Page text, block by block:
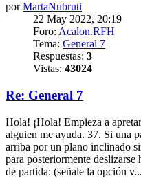
porMartaNubruti
22 May 2022, 20:19
Foro: Acalon.RFH
Tema: General 7
Respuestas: 3
Vistas: 43024
Re: General 7
Hola! ¡Hola! Empieza a
alguien me ayuda. 37. Si una
arriba por un plano inclinado
para posteriormente deslizarse
de partida: (señale la opción v...